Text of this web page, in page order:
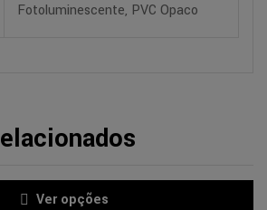
Fotoluminescente, PVC Opaco
Ver opções